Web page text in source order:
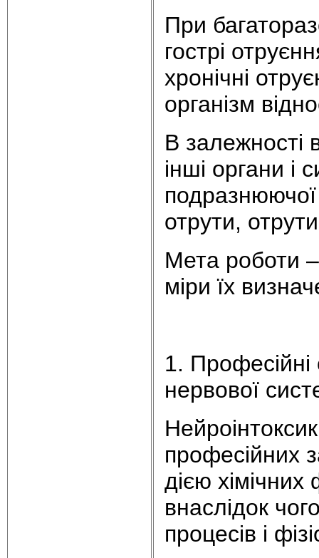
При
гострі
хронічні
організм
В залежності
інші органи і
подразнюючої
отрути,
Мета роботи –
міри їх
1.
нервової
професійних
дією
внаслідок
процесів і